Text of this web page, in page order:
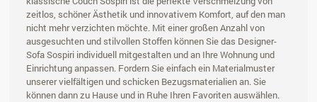
zeitlos, schöner Ästhetik und innovativem Komfort, auf den man
nicht mehr verzichten möchte. Mit einer großen Anzahl von
ausgesuchten und stilvollen Stoffen können Sie das Designer-
Sofa Sospiri individuell mitgestalten und an Ihre Wohnung und
Einrichtung anpassen. Fordern Sie einfach ein Materialmuster
unserer vielfältigen und schicken Bezugsmaterialien an. Sie
können dann zu Hause und in Ruhe Ihren Favoriten auswählen.